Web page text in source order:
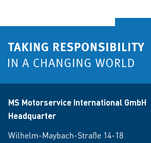
MS Motorservice International GmbH
Headquarter
Wilhelm-Maybach-Straße 14-18